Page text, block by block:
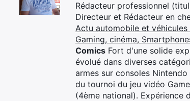
Rédacteur professionnel
Directeur et Rédacteur en
Actu automobile et
Gaming, cinéma,
Comics Fort d'une solide
évolué dans diverses
armes sur consoles
du tournoi du jeu vidéo
(4ème national). Expérience